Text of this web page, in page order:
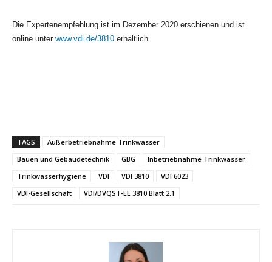
Die Expertenempfehlung ist im Dezember 2020 erschienen und ist
online unter www.vdi.de/3810 erhältlich.
TAGS
Außerbetriebnahme Trinkwasser
Bauen und Gebäudetechnik
GBG
Inbetriebnahme Trinkwasser
Trinkwasserhygiene
VDI VDI 3810
VDI 6023
VDI-Gesellschaft
VDI/DVQST-EE 3810 Blatt 2.1